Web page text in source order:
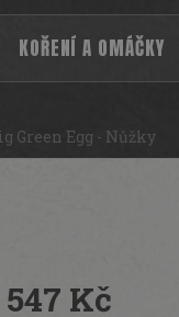
KOŘENÍ A OMÁČKY
Green Egg - Nůžky
547 Kč